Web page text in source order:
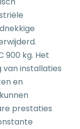
900 kg. Het
installaties
en
prestaties